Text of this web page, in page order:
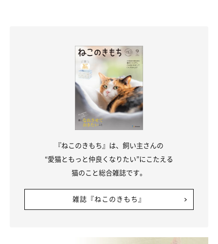
『ねこのきもち』は、飼い主さんの
“愛猫ともっと仲良くなりたい”にこたえる
猫のこと総合雑誌です。
雑誌『ねこのきもち』